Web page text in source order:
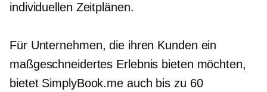
individuellen Zeitplänen.
Für Unternehmen, die ihren Kunden ein
maßgeschneidertes Erlebnis bieten möchten,
bietet SimplyBook.me auch bis zu 60